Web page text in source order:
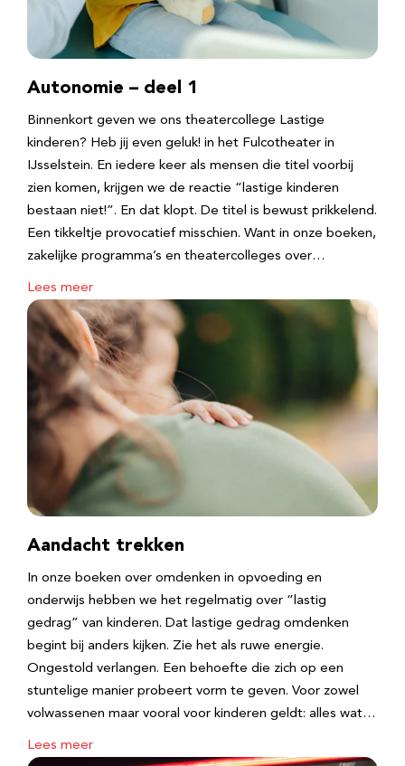
Autonomie – deel 1
Binnenkort geven we ons theatercollege Lastige
kinderen? Heb jij even geluk! in het Fulcotheater in
IJsselstein. En iedere keer als mensen die titel voorbij
zien komen, krijgen we de reactie “lastige kinderen
bestaan niet!”. En dat klopt. De titel is bewust prikkelend.
Een tikkeltje provocatief misschien. Want in onze boeken,
zakelijke programma’s en theatercolleges over…
Lees meer
Aandacht trekken
In onze boeken over omdenken in opvoeding en
onderwijs hebben we het regelmatig over “lastig
gedrag” van kinderen. Dat lastige gedrag omdenken
begint bij anders kijken. Zie het als ruwe energie.
Ongestold verlangen. Een behoefte die zich op een
stuntelige manier probeert vorm te geven. Voor zowel
volwassenen maar vooral voor kinderen geldt: alles wat…
Lees meer